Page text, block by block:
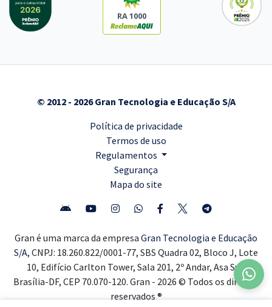
RA 1000
© 2012 - 2026 Gran Tecnologia e Educação S/A
Política de privacidade
Termos de uso
Regulamentos
Segurança
Mapa do site
Gran é uma marca da empresa Gran Tecnologia e Educação
S/A, CNPJ: 18.260.822/0001-77, SBS Quadra 02, Bloco J, Lote
10, Edifício Carlton Tower, Sala 201, 2º Andar, Asa Sul,
Brasília-DF, CEP 70.070-120. Gran - 2026 © Todos os direitos
reservados ®